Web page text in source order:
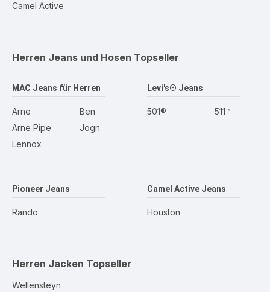
Camel Active
Herren Jeans und Hosen Topseller
MAC Jeans für Herren
Arne
Arne Pipe
Lennox
Ben
Jogn
Levi's® Jeans
501® 511™
Pioneer Jeans
Rando
Camel Active Jeans
Houston
Herren Jacken Topseller
Wellensteyn